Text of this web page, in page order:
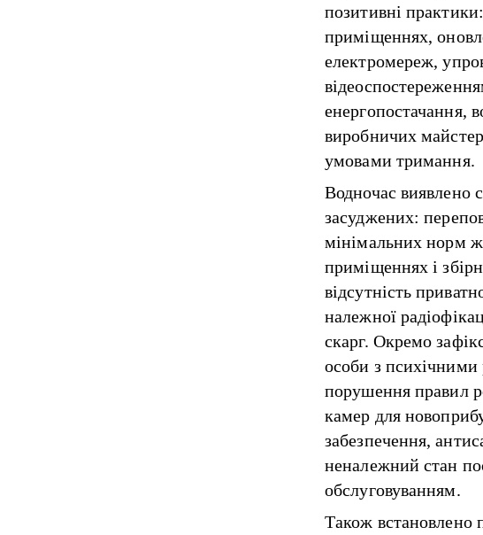
позитивні
приміщеннях,
електромереж,
енергопостачання,
виробничих
умовами тримання.
Водночас виявлено
засуджених:
мінімальних норм
приміщеннях і
відсутність
належної
скарг. Окремо
особи з
порушення правил
камер для
забезпечення,
неналежний стан
обслуговуванням.
Також встановлено